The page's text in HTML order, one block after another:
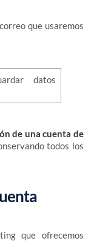
que usaremos
de una cuenta de
todos los
que ofrecemos